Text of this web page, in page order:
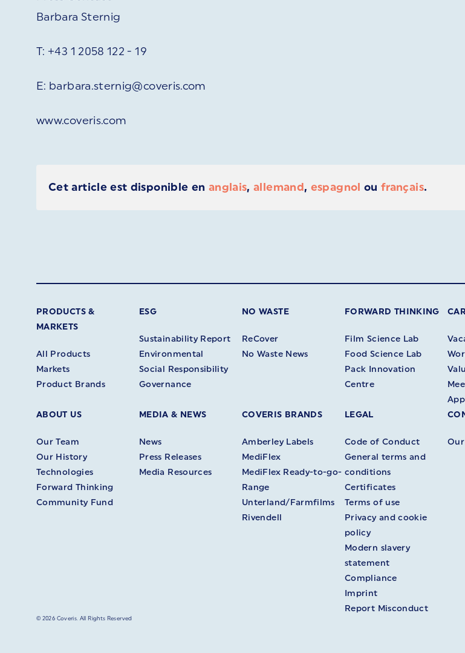
Barbara Sternig
T: +43 1 2058 122 - 19
E: barbara.sternig@coveris.com
www.coveris.com
Cet article est disponible en anglais,allemand, espagnol oufrançais.
PRODUCTS &
MARKETS
All Products
Markets
Product Brands
ESG
Sustainability Report
Environmental
Social Responsibility
Governance
NO WASTE
ReCover
No Waste News
FORWARD THINKING
Film Science Lab
Food Science Lab
Pack Innovation
Centre
ABOUT US
Our Team
Our History
Technologies
Forward Thinking
Community Fund
MEDIA & NEWS
News
Press Releases
Media Resources
COVERIS BRANDS
Amberley Labels
MediFlex
MediFlex Ready-to-go-
Range
Unterland/Farmfilms
Rivendell
LEGAL
Code of Conduct
General terms and
conditions
Certificates
Terms of use
Privacy and cookie
policy
Modern slavery
statement
Compliance
Imprint
Report Misconduct
© 2026 Coveris. All Rights Reserved